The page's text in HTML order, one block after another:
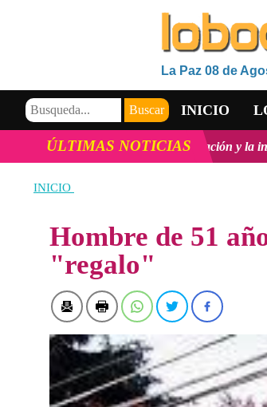
La Paz 08 de
INICIO
VIDEOS
ÚLTIMAS NOTICIAS
la innovación y la inclusión Digital en
INICIO
Hombre de 51
"regalo"